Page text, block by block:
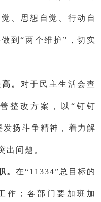
、思想自觉、行动自
到“两个维护”，切实
。 对于民主生活会查
整改方案，以“钉钉
扬斗争精神，着力解
出问题。
。 在“11334”总目标的
作；各部门要加班加